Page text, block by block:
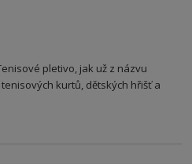
pletivo, jak už z názvu
kurtů, dětských hřišť a